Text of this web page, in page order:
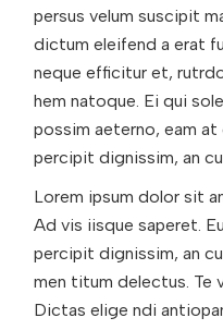
persus velum suscipit
dictum eleifend a erat
neque efficitur et,
hem natoque. Ei qui
possim aeterno, eam
percipit dignissim, an
Lorem ipsum dolor sit
Ad vis iisque saperet.
percipit dignissim, an
men titum delectus. Te
Dictas elige ndi